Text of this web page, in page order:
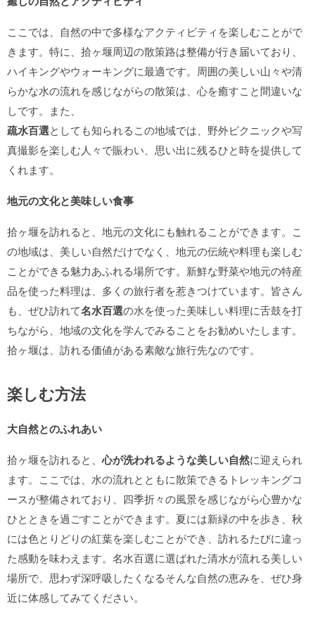
ここでは、自然の中で多様なアクティビティを楽しむことがで
きます。特に、拾ヶ堰周辺の散策路は整備が行き届いており、
ハイキングやウォーキングに最適です。周囲の美しい山々や清
らかな水の流れを感じながらの散策は、心を癒すこと間違いな
しです。また、
疏水百選としても知られるこの地域では、野外ピクニックや写
真撮影を楽しむ人々で賑わい、思い出に残るひと時を提供して
くれます。
地元の文化と美味しい食事
拾ヶ堰を訪れると、地元の文化にも触れることができます。こ
の地域は、美しい自然だけでなく、地元の伝統や料理も楽しむ
ことができる魅力あふれる場所です。新鮮な野菜や地元の特産
品を使った料理は、多くの旅行者を惹きつけています。皆さん
も、ぜひ訪れて名水百選の水を使った美味しい料理に舌鼓を打
ちながら、地域の文化を学んでみることをお勧めいたします。
拾ヶ堰は、訪れる価値がある素敵な旅行先なのです。
楽しむ方法
大自然とのふれあい
拾ヶ堰を訪れると、心が洗われるような美しい自然に迎えられ
ます。ここでは、水の流れとともに散策できるトレッキングコ
ースが整備されており、四季折々の風景を感じながら心豊かな
ひとときを過ごすことができます。夏には新緑の中を歩き、秋
には色とりどりの紅葉を楽しむことができ、訪れるたびに違っ
た感動を味わえます。名水百選に選ばれた清水が流れる美しい
場所で、思わず深呼吸したくなるそんな自然の恵みを、ぜひ身
近に体感してみてください。